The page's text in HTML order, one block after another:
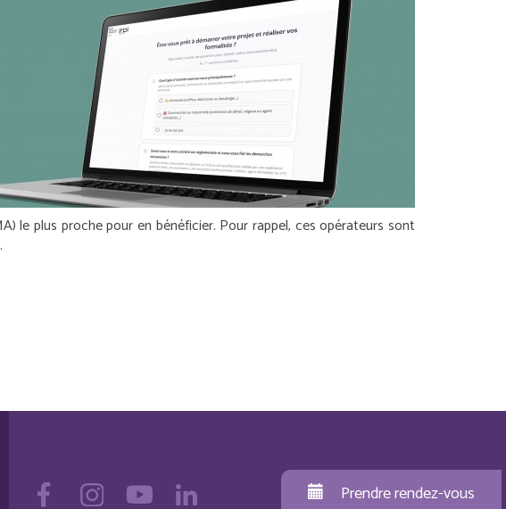
le plus proche pour en bénéficier. Pour rappel, ces opérateurs sont
Prendre rendez-vous